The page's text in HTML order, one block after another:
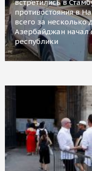
встретились в
противостояния в
всего за несколько
Азербайджан начал
республики